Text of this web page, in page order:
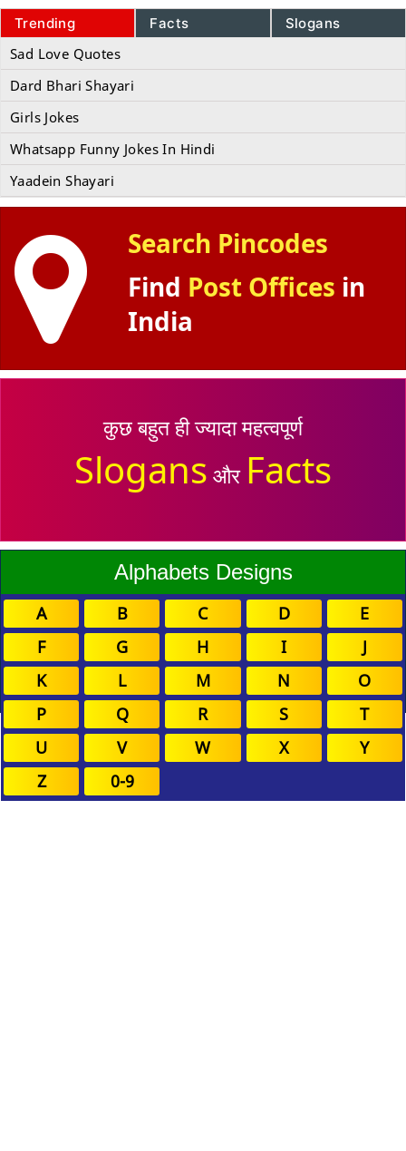
Trending Facts Slogans
Sad Love Quotes
Dard Bhari Shayari
Girls Jokes
Whatsapp Funny Jokes In Hindi
Yaadein Shayari
Search Pincodes
Find Post Offices in
India
कुछ बहुत ही ज्यादा महत्वपूर्ण
Slogans और Facts
Alphabets Designs
A B C D
E
F
G H I
J
K
L M N
O
P
Q R S
T
U
V W X
Y
Z
0-9